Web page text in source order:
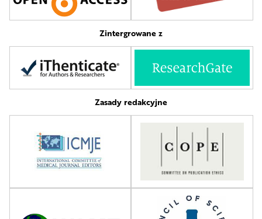
Zintergrowane z
Zasady redakcyjne